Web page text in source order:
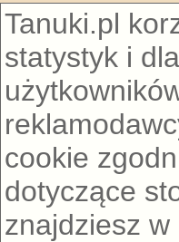
Tanuki.pl
statystyk i
cookie
dotyczące
znajdziesz w